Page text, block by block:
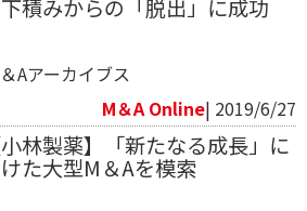
積みからの「脱出」に成功
Aアーカイブス
M＆A Online| 2019/6/27
小林製薬】「新たなる成長」に
た大型M＆Aを模索